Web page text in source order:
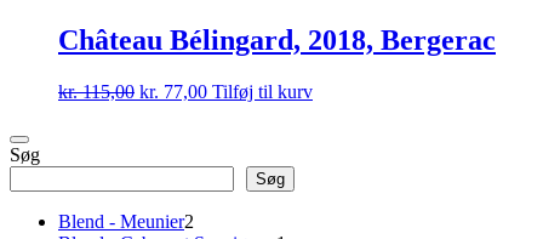
Château Bélingard, 2018, Bergerac
kr.115,00 Den
kr. 77,00Den
kr. 77,00.
Tilføj til kurv
Søg
Søg
Blend - Meunier2